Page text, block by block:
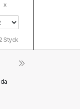
x
Styck